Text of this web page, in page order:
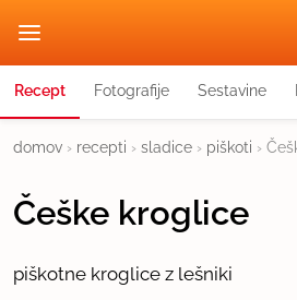
Recept Fotografije Sestavine
domov › recepti › sladice › piškoti ›
Češke kroglice
piškotne kroglice z lešniki